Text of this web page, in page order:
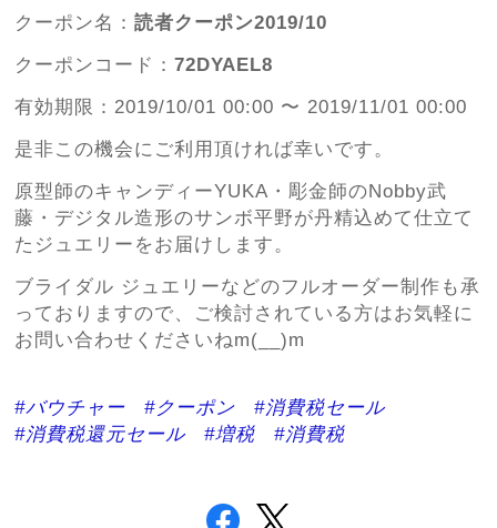
クーポン名：読者クーポン2019/10
クーポンコード：72DYAEL8
有効期限：2019/10/01 00:00 〜 2019/11/01 00:00
是非この機会にご利用頂ければ幸いです。
原型師のキャンディーYUKA・彫金師のNobby武
藤・デジタル造形のサンボ平野が丹精込めて仕立て
たジュエリーをお届けします。
ブライダル ジュエリーなどのフルオーダー制作も承
っておりますので、ご検討されている方はお気軽に
お問い合わせくださいねm(__)m
#バウチャー #クーポン
#消費税セール
#消費税還元セール
#増税 #消費税